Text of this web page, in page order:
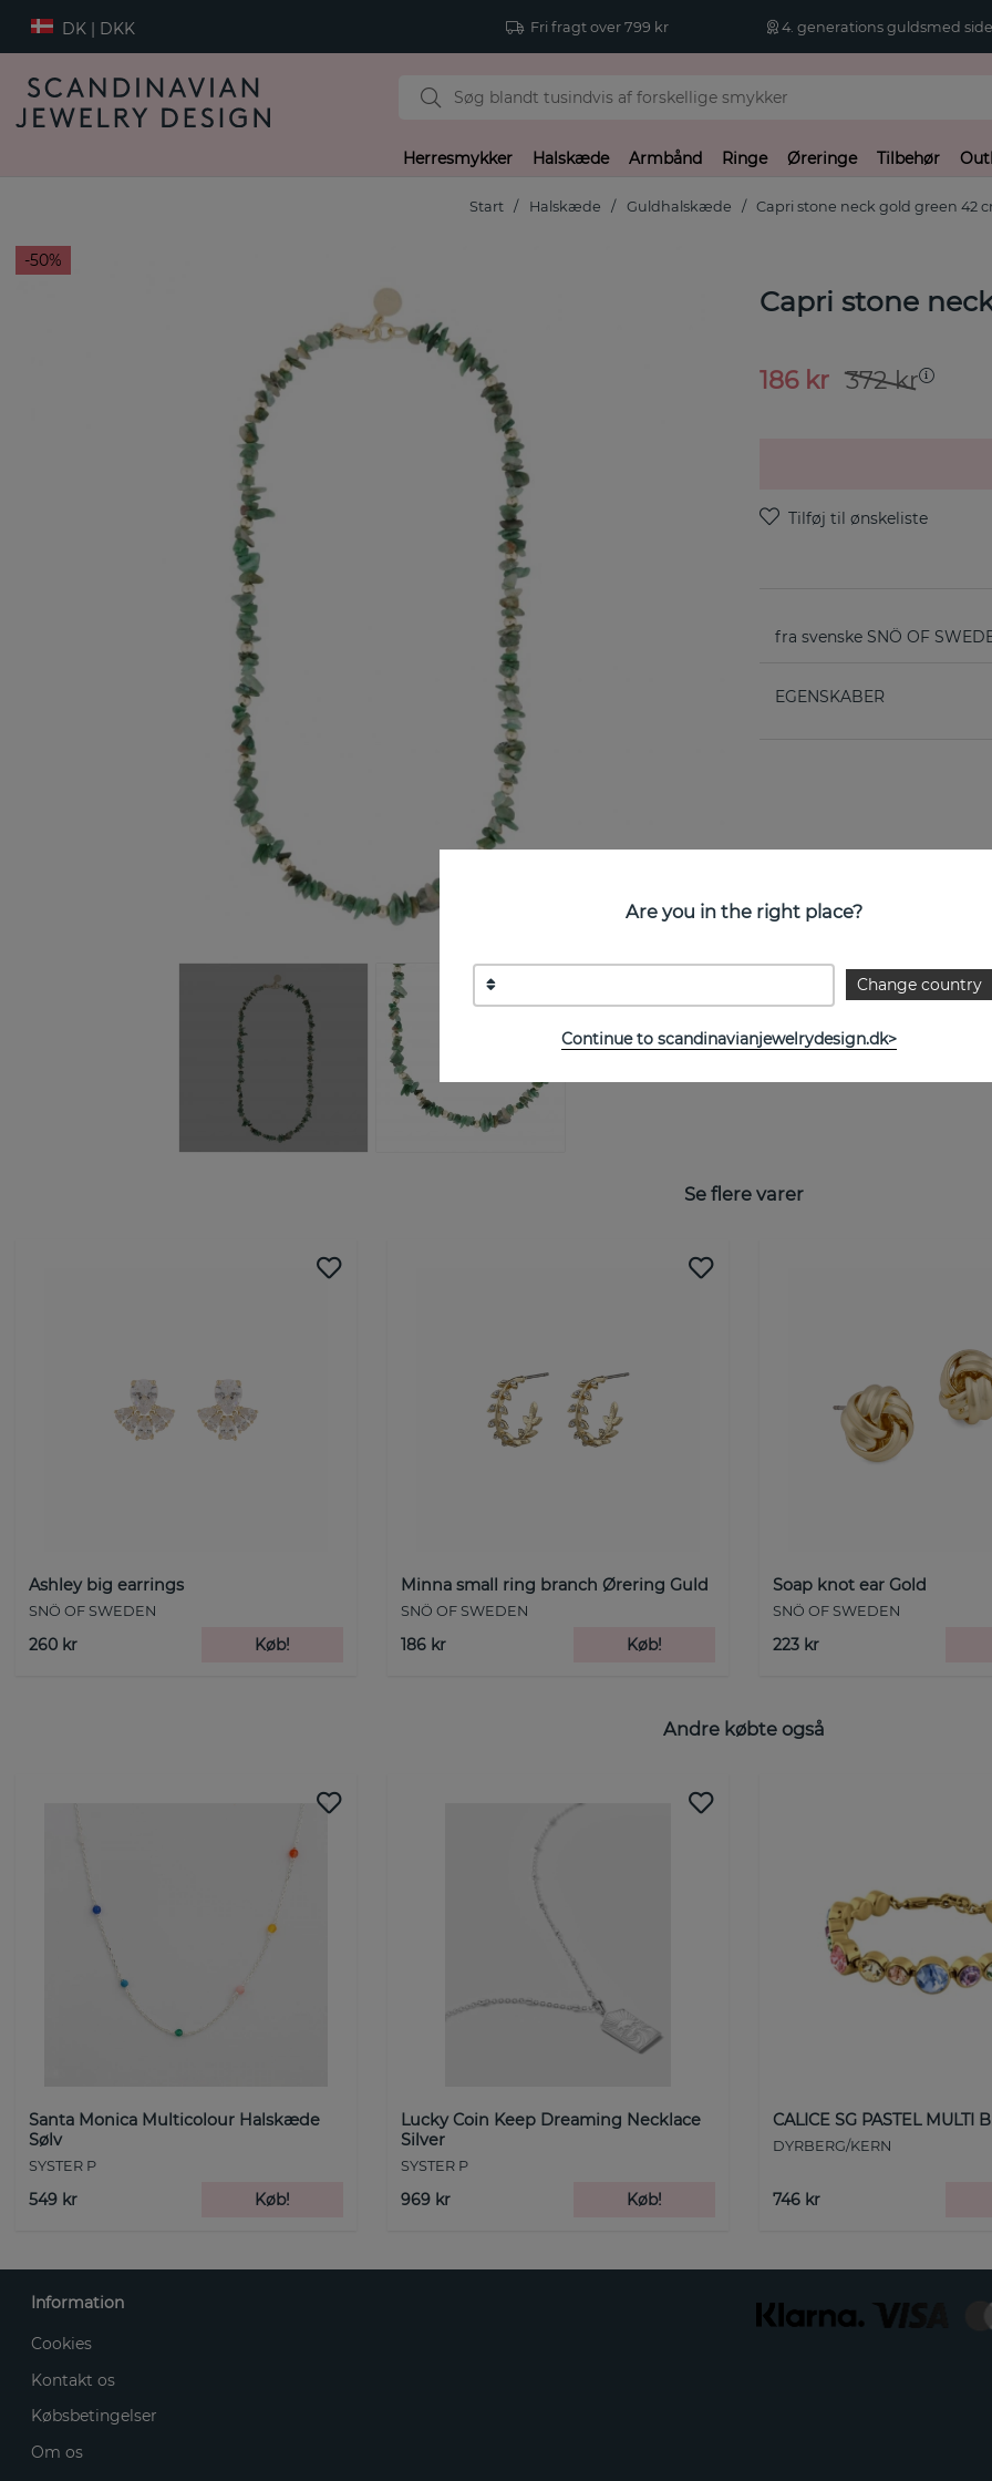
DK | DKK Fri fragt over 799 kr 4. generations guldsmed
Herresmykker Halskæde Armbånd Ringe Øreringe Tilbehør
Start Halskæde Guldhalskæde Capri stone neck gold green 42
50
Capri stone
372kr
186kr
fra svenske SNÖ OF
EGENSKABER
Se flere varer
Ashley big earrings
SNÖ OF SWEDEN
260 kr Køb!
Minna small ring branch Ørering Guld
SNÖ OF SWEDEN
186 kr Køb!
Soap knot ear Gold
SNÖ OF SWEDEN
223 kr
Andre købte også
Santa Monica Multicolour Halskæde
Sølv
SYSTER P
549 kr Køb!
Lucky Coin Keep Dreaming Necklace
Silver
SYSTER P
969 kr Køb!
CALICE SG PASTEL MULTI
DYRBERG/KERN
746 kr
Are you in the right place?
Change country
Continue to scandinavianjewelrydesign.dk>
Information
Cookies
Kontakt os
Købsbetingelser
Om os